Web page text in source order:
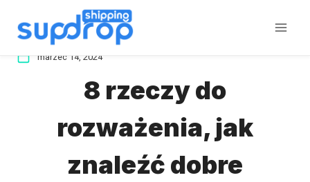
marzec 14, 2024
8 rzeczy do
rozważenia, jak
znaleźć dobre